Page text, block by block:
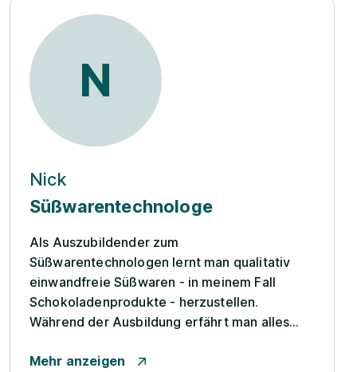
N
Nick
Süßwarentechnologe
Als Auszubildender zum
Süßwarentechnologen lernt man qualitativ
einwandfreie Süßwaren - in meinem Fall
Schokoladenprodukte - herzustellen.
Während der Ausbildung erfährt man alles
Süßwarenherstellung notwendig sind. Dabei
Mehr anzeigen